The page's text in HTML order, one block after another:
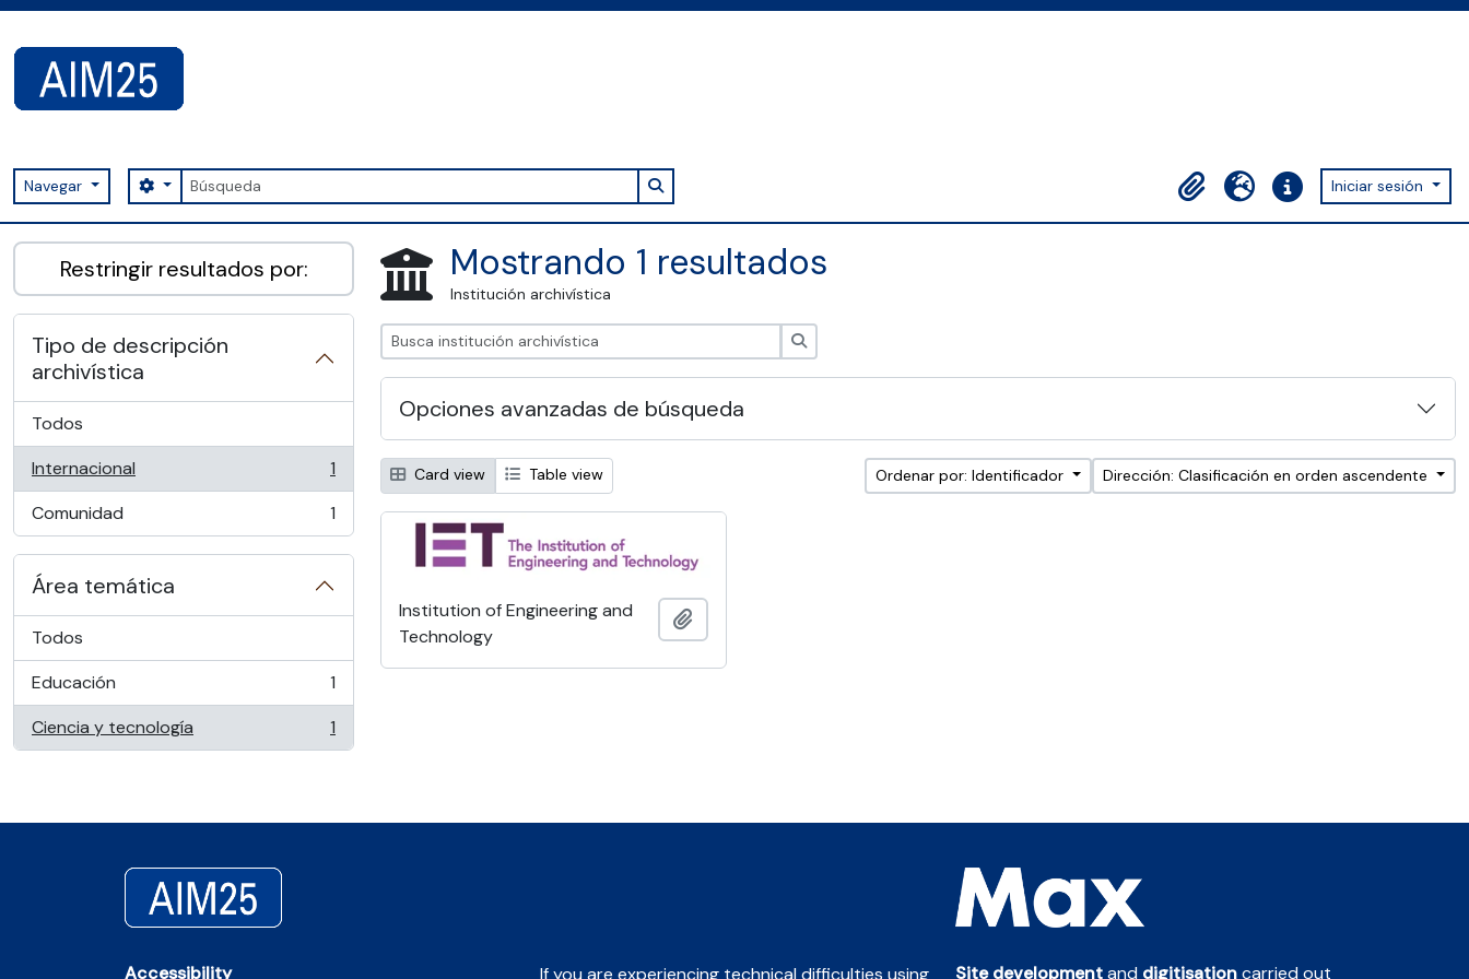
Navegar Búsqueda
Search options Search in browse page
Portapapeles
Idioma Enlaces rápidos
Iniciar sesión
AIM25 - AtoM 2.8.2
Restringir resultados por:
Tipo de descripción
archivística
Todos
Internacional
, 1 resultados
1
Comunidad
, 1 resultados 1
Área temática
Todos
Educación
, 1 resultados
1
Ciencia y tecnología
, 1 resultados 1
Mostrando 1 resultados
Institución archivística
Opciones avanzadas de búsqueda
Card view Table view Ordenar por: Identificador Dirección: Clasificación en orden ascendente
Institution of Engineering and
Technology
Accessibility If you are experiencing technical difficulties using Site developmentand digitisationcarried out